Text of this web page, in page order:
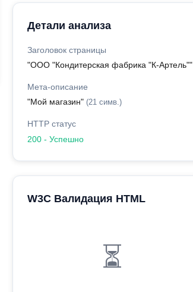
Детали анализа
Заголовок страницы
"ООО "Кондитерская фабрика "К-Артель""
Мета-описание
"Мой магазин" (21 симв.)
HTTP статус
200 - Успешно
W3C Валидация HTML
⏳